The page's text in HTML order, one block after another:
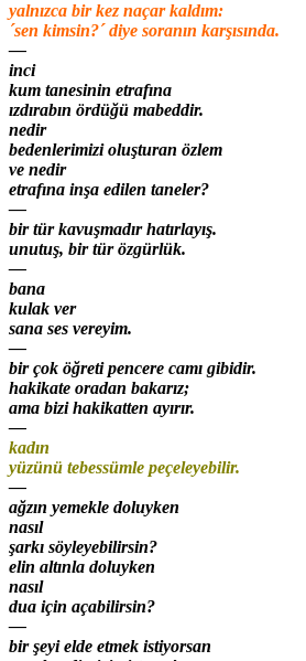
yalnızca bir kez naçar kaldım:
´sen kimsin?´ diye soranın karşısında.
—
inci
kum tanesinin etrafına
ızdırabın ördüğü mabeddir.
nedir
bedenlerimizi oluşturan özlem
ve nedir
etrafına inşa edilen taneler?
—
bir tür kavuşmadır hatırlayış.
unutuş, bir tür özgürlük.
—
bana
kulak ver
sana ses vereyim.
—
bir çok öğreti pencere camı gibidir.
hakikate oradan bakarız;
ama bizi hakikatten ayırır.
—
kadın
yüzünü tebessümle peçeleyebilir.
—
ağzın yemekle doluyken
nasıl
şarkı söyleyebilirsin?
elin altınla doluyken
nasıl
dua için açabilirsin?
—
bir şeyi elde etmek istiyorsan